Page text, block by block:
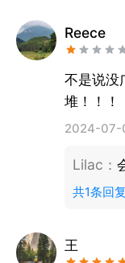
Reece
不是说没
堆！！！
2024-07-
Lilac ：
共1条回复
王